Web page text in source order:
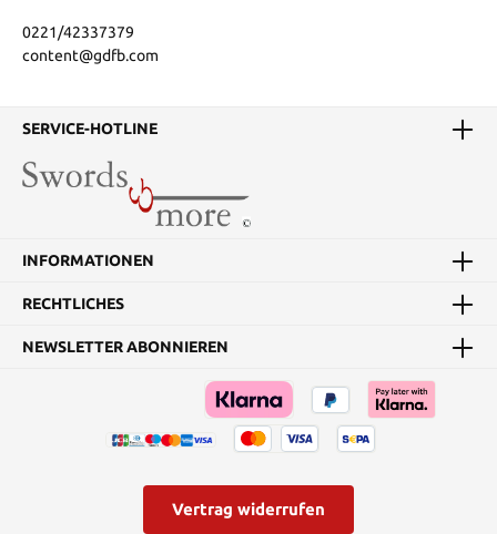
0221/42337379
content@gdfb.com
SERVICE-HOTLINE
INFORMATIONEN
RECHTLICHES
NEWSLETTER ABONNIEREN
Vertrag widerrufen